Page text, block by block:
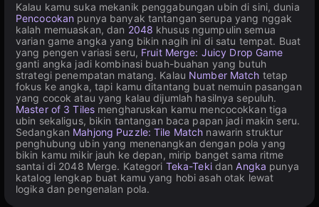
Kalau kamu suka mekanik penggabungan ubin di sini, dunia
Pencocokan punya banyak tantangan serupa yang nggak
kalah memuaskan, dan 2048 khusus ngumpulin semua
varian game angka yang bikin nagih ini di satu tempat. Buat
yang pengen variasi seru, Fruit Merge: Juicy Drop Game
ganti angka jadi kombinasi buah-buahan yang butuh
strategi penempatan matang. Kalau Number Match tetap
fokus ke angka, tapi kamu ditantang buat nemuin pasangan
yang cocok atau yang kalau dijumlah hasilnya sepuluh.
Master of 3 Tiles mengharuskan kamu mencocokkan tiga
ubin sekaligus, bikin tantangan baca papan jadi makin seru.
Sedangkan Mahjong Puzzle: Tile Match nawarin struktur
penghubung ubin yang menenangkan dengan pola yang
bikin kamu mikir jauh ke depan, mirip banget sama ritme
santai di 2048 Merge. Kategori Teka-TekidanAngka punya
katalog lengkap buat kamu yang hobi asah otak lewat
logika dan pengenalan pola.